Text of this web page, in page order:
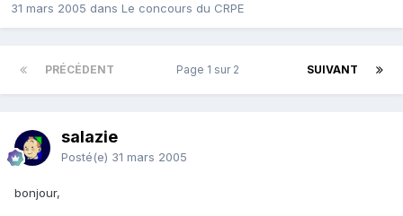
31 mars 2005 dans Le concours du CRPE
PRÉCÉDENT SUIVANT
Page 1 sur 2
salazie
Posté(e) 31 mars 2005
bonjour,